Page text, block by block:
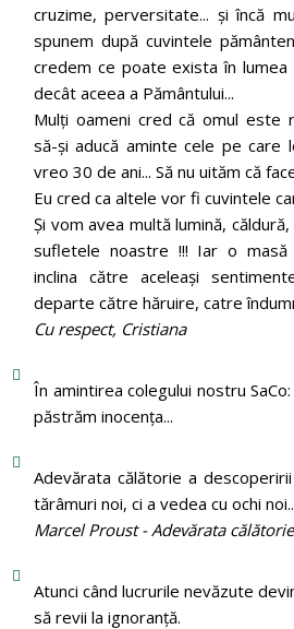
cruzime, perversitate... și încă
spunem după cuvintele
credem ce poate exista în
decât aceea a Pământului...
Mulți oameni cred că omul este
să-și aducă aminte cele pe care
vreo 30 de ani... Să nu uităm că
Eu cred ca altele vor fi cuvintele
Și vom avea multă lumină,
sufletele noastre !!! Iar o
inclina către aceleași
departe către hăruire, catre
Cu respect, Cristiana
În amintirea colegului nostru
păstrăm inocenţa...
Adevărata călătorie a
tărâmuri noi, ci a vedea cu ochi
Marcel Proust - Adevărata călătorie
Atunci când lucrurile nevăzute
să revii la ignoranță.